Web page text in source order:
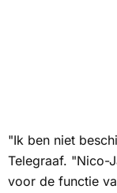
"Ik ben niet
Telegraaf. "Nico-
voor de functie